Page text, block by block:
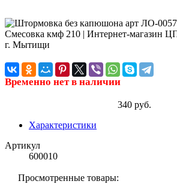
Временно нет в наличии
340 руб.
Характеристики
Артикул
600010
Просмотренные товары: